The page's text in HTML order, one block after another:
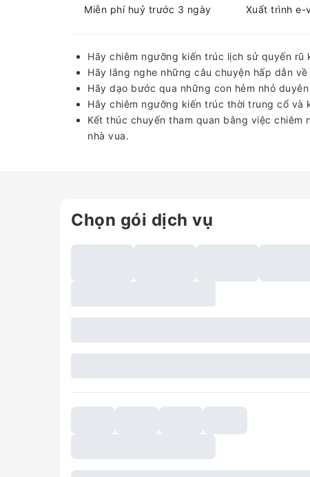
Miễn phí huỷ trước 3 ngày Xuất trình e-
Hãy chiêm ngưỡng kiến ​​trúc lịch sử quyến rũ
Hãy lắng nghe những câu chuyện hấp dẫn
Hãy dạo bước qua những con hẻm nhỏ
Hãy chiêm ngưỡng kiến ​​trúc thời trung cổ và
Kết thúc chuyến tham quan bằng việc chiêm
nhà vua.
Chọn gói dịch vụ